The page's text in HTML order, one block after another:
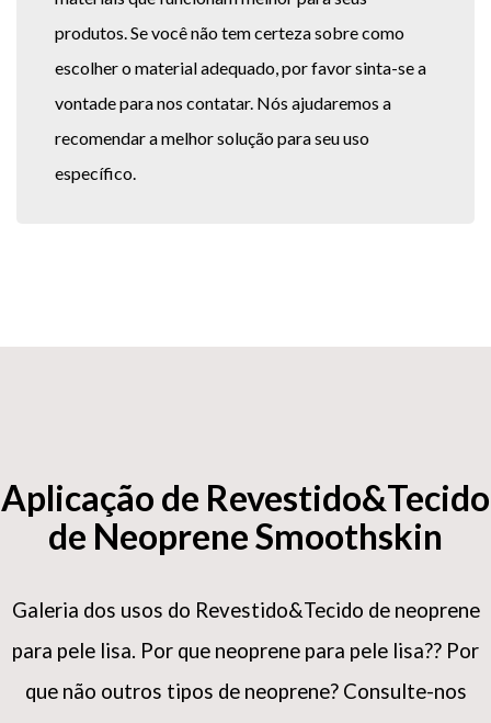
produtos. Se você não tem certeza sobre como
escolher o material adequado, por favor sinta-se a
vontade para nos contatar. Nós ajudaremos a
recomendar a melhor solução para seu uso
específico.
Aplicação de Revestido&Tecido
de Neoprene Smoothskin
Galeria dos usos do Revestido&Tecido de neoprene
para pele lisa. Por que neoprene para pele lisa?? Por
que não outros tipos de neoprene? Consulte-nos